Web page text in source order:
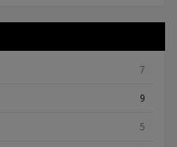
7
9
5